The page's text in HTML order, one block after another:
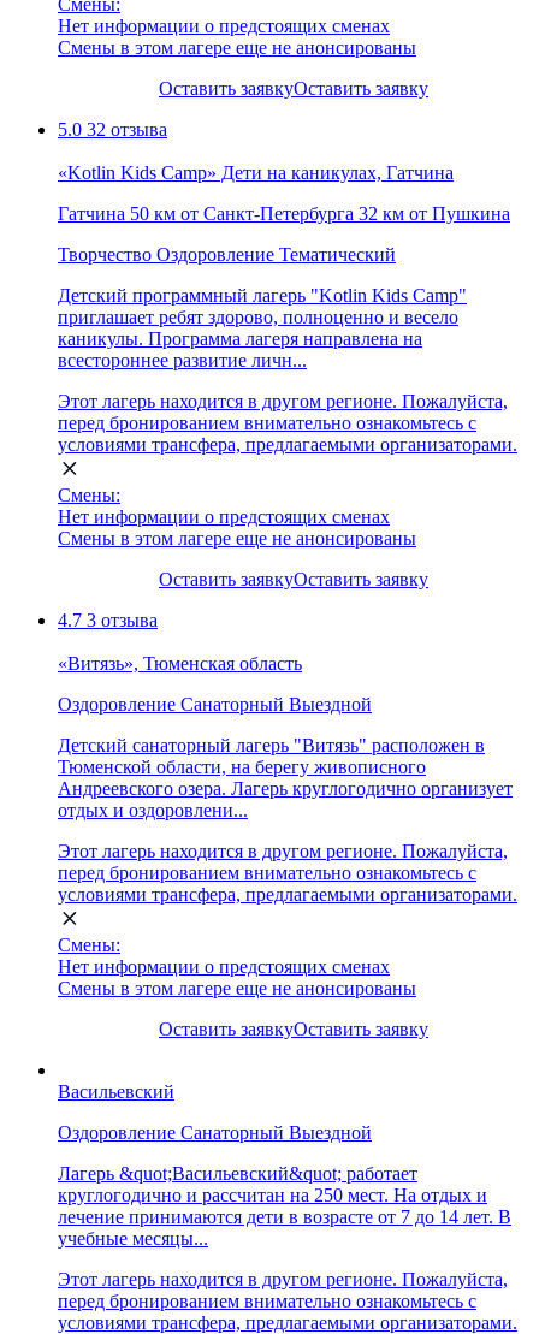
Нет информации о предстоящих сменах
Смены в этом лагере еще не анонсированы
Оставить заявкуОставить заявку
5.0 32 отзыва
«Kotlin Kids Camp» Дети на каникулах, Гатчина
Гатчина 50 км от Санкт-Петербурга 32 км от Пушкина
Творчество Оздоровление Тематический
Детский программный лагерь "Kotlin Kids Camp​"
приглашает ребят здорово, полноценно и весело
каникулы. Программа лагеря направлена на
всестороннее развитие личн...
Этот лагерь находится в другом регионе. Пожалуйста,
перед бронированием внимательно ознакомьтесь с
условиями трансфера, предлагаемыми организаторами.
Смены:
Нет информации о предстоящих сменах
Смены в этом лагере еще не анонсированы
Оставить заявкуОставить заявку
4.7 3 отзыва
«Витязь», Тюменская область
Оздоровление Санаторный Выездной
Детский санаторный лагерь "Витязь" расположен в
Тюменской области, на берегу живописного
Андреевского озера. Лагерь круглогодично организует
отдых и оздоровлени...
Этот лагерь находится в другом регионе. Пожалуйста,
перед бронированием внимательно ознакомьтесь с
условиями трансфера, предлагаемыми организаторами.
Смены:
Нет информации о предстоящих сменах
Смены в этом лагере еще не анонсированы
Оставить заявкуОставить заявку
Васильевский
Оздоровление Санаторный Выездной
Лагерь &quot;Васильевский&quot; работает
круглогодично и рассчитан на 250 мест. На отдых и
лечение принимаются дети в возрасте от 7 до 14 лет. В
учебные месяцы...
Этот лагерь находится в другом регионе. Пожалуйста,
перед бронированием внимательно ознакомьтесь с
условиями трансфера, предлагаемыми организаторами.